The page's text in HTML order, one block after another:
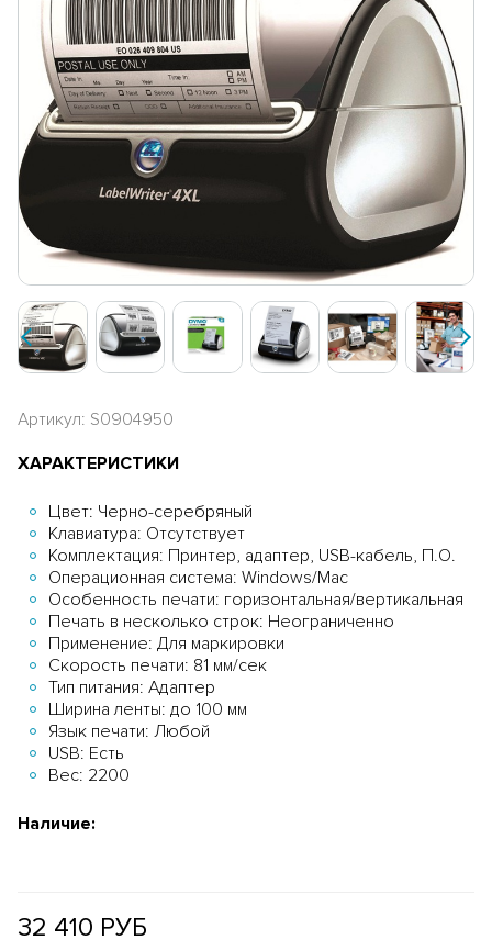
Артикул: S0904950
ХАРАКТЕРИСТИКИ
Цвет: Черно-серебряный
Клавиатура: Отсутствует
Комплектация: Принтер, адаптер, USB-кабель, П.О.
Операционная система: Windows/Mac
Особенность печати: горизонтальная/вертикальная
Печать в несколько строк: Неограниченно
Применение: Для маркировки
Скорость печати: 81 мм/сек
Тип питания: Адаптер
Ширина ленты: до 100 мм
Язык печати: Любой
USB: Есть
Вес: 2200
Наличие:
32 410 РУБ